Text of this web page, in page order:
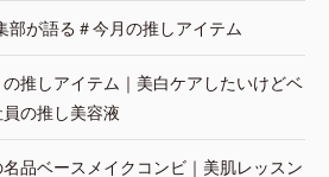
部が語る＃今月の推しアイテム
推しアイテム｜美白ケアしたいけどベ
の推し美容液
品ベースメイクコンビ｜美肌レッスン